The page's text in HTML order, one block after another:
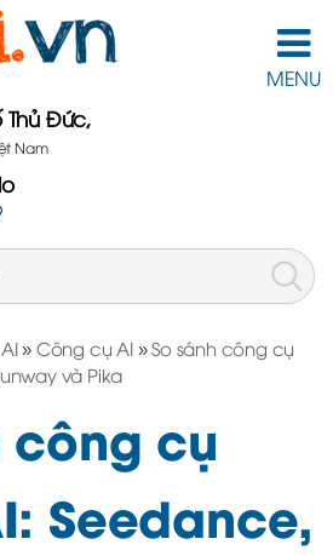
MENU
Thủ Đức,
Nam
» Công cụ AI»So sánh công cụ
và Pika
công cụ
Seedance,